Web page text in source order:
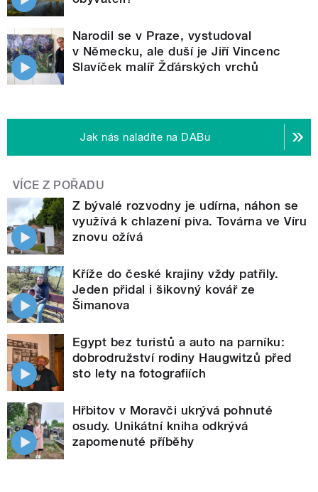
Narodil se v Praze, vystudoval
v Německu, ale duší je Jiří Vincenc
Slavíček malíř Žďárských vrchů
Jak nás naladíte na DABu
VÍCE Z POŘADU
Z bývalé rozvodny je udírna, náhon se
využívá k chlazení piva. Továrna ve Víru
znovu ožívá
Kříže do české krajiny vždy patřily.
Jeden přidal i šikovný kovář ze
Šimanova
Egypt bez turistů a auto na parníku:
dobrodružství rodiny Haugwitzů před
sto lety na fotografiích
Hřbitov v Moravči ukrývá pohnuté
osudy. Unikátní kniha odkrývá
zapomenuté příběhy